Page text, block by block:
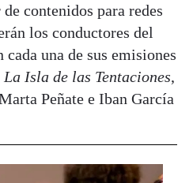
contenidos para redes
los conductores del
cada una de sus emisiones
La Isla de las Tentaciones,
Peñate e Iban García